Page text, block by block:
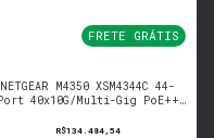
FRETE GRÁTIS
NETGEAR M4350 XSM4344C 44-
Port 40x10G/Multi-Gig PoE++
4xQSFP28 100G Managed Switch
R$134.484,54